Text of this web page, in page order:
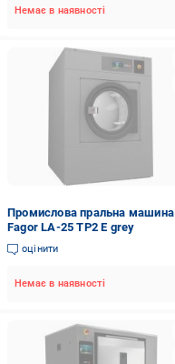
Немає в наявності
Промислова пральна машина
Fagor LA-25 TP2 E grey
оцінити
Немає в наявності